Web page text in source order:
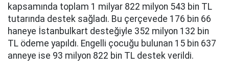
kapsamında toplam 1 milyar 822 milyon 543 bin TL
tutarında destek sağladı. Bu çerçevede 176 bin 66
haneye İstanbulkart desteğiyle 352 milyon 132 bin
TL ödeme yapıldı. Engelli çocuğu bulunan 15 bin 637
anneye ise 93 milyon 822 bin TL destek verildi.